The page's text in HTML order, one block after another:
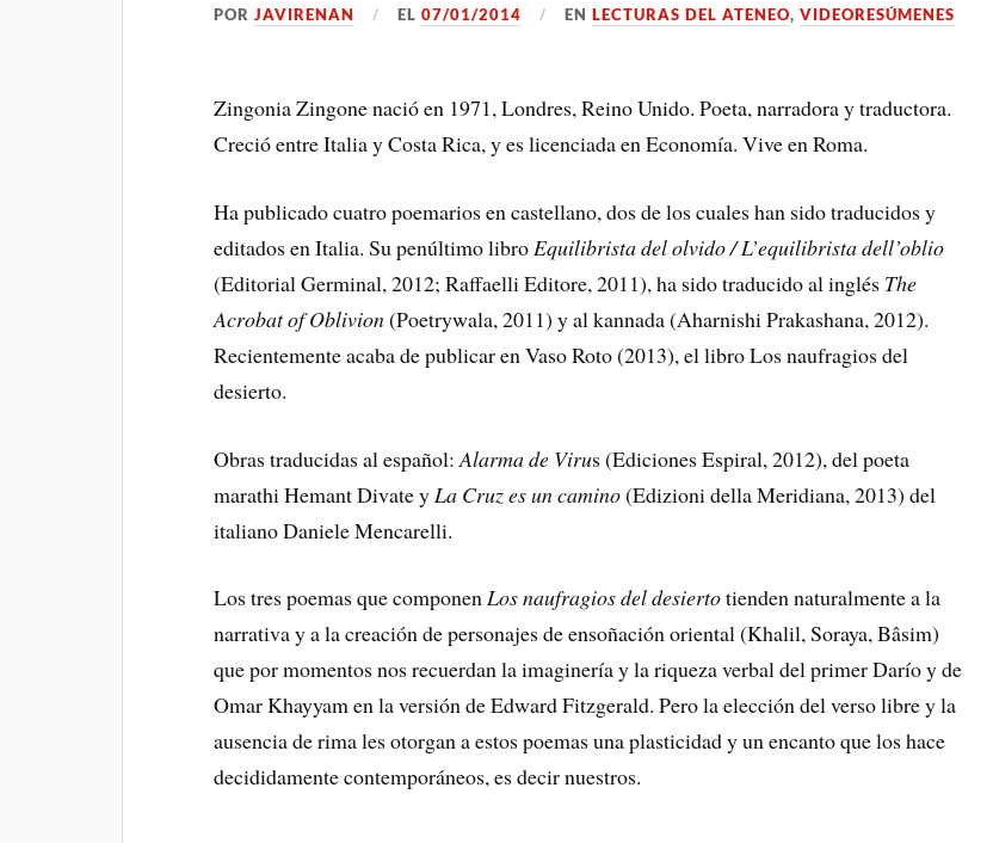
PORJAVIRENAN EL07/01/2014 ENLECTURAS DEL ATENEO,VIDEORESÚMENES
Zingonia Zingone nació en 1971, Londres, Reino Unido. Poeta, narradora y traductora.
Creció entre Italia y Costa Rica, y es licenciada en Economía. Vive en Roma.
Ha publicado cuatro poemarios en castellano, dos de los cuales han sido traducidos y
editados en Italia. Su penúltimo libro Equilibrista del olvido / L’equilibrista dell’oblio
(Editorial Germinal, 2012; Raffaelli Editore, 2011), ha sido traducido al inglés The
Acrobat of Oblivion(Poetrywala, 2011) y al kannada (Aharnishi Prakashana, 2012).
Recientemente acaba de publicar en Vaso Roto (2013), el libro Los naufragios del
desierto.
Obras traducidas al español:Alarma de Virus (Ediciones Espiral, 2012), del poeta
marathi Hemant Divate y La Cruz es un camino(Edizioni della Meridiana, 2013) del
italiano Daniele Mencarelli.
Los tres poemas que componenLos naufragios del desiertotienden naturalmente a la
narrativa y a la creación de personajes de ensoñación oriental (Khalil, Soraya, Bâsim)
que por momentos nos recuerdan la imaginería y la riqueza verbal del primer Darío y de
Omar Khayyam en la versión de Edward Fitzgerald. Pero la elección del verso libre y la
ausencia de rima les otorgan a estos poemas una plasticidad y un encanto que los hace
decididamente contemporáneos, es decir nuestros.